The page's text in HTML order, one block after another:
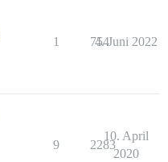
1 754
4. Juni 2022
9 2283
10. April
2020